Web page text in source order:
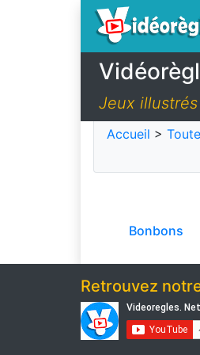
Jeux illustrés
Accueil >
Bonbons
Retrouvez